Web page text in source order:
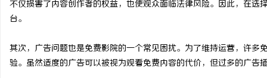
不仅损害了内容创作者的权益，也使观众面临法律风险。因此，在
台。
其次，广告问题也是免费影院的一个常见困扰。为了维持运营，许
验。虽然适度的广告可以被视为观看免费内容的代价，但过多的广告